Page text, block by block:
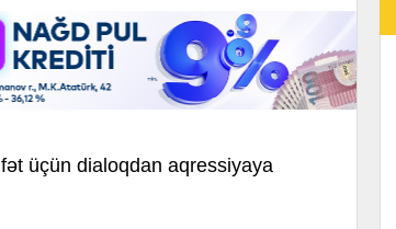
üçün dialoqdan aqressiyaya